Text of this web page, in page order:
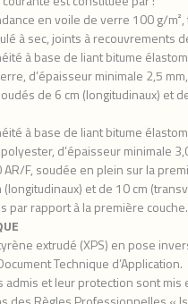
en voile de verre 100 g/m²,
à sec, joints à recouvrements
à base de liant bitume
d’épaisseur minimale 2,5
de 6 cm (longitudinaux) et
à base de liant bitume
d’épaisseur minimale
AR/F, soudée en plein sur la
et de 10 cm
par rapport à la première couche.
extrudé (XPS) en pose
Technique d’Application.
admis et leur protection sont